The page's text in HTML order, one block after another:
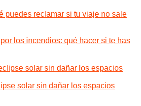
puedes reclamar si tu viaje no sale
los incendios: qué hacer si te has
solar sin dañar los espacios